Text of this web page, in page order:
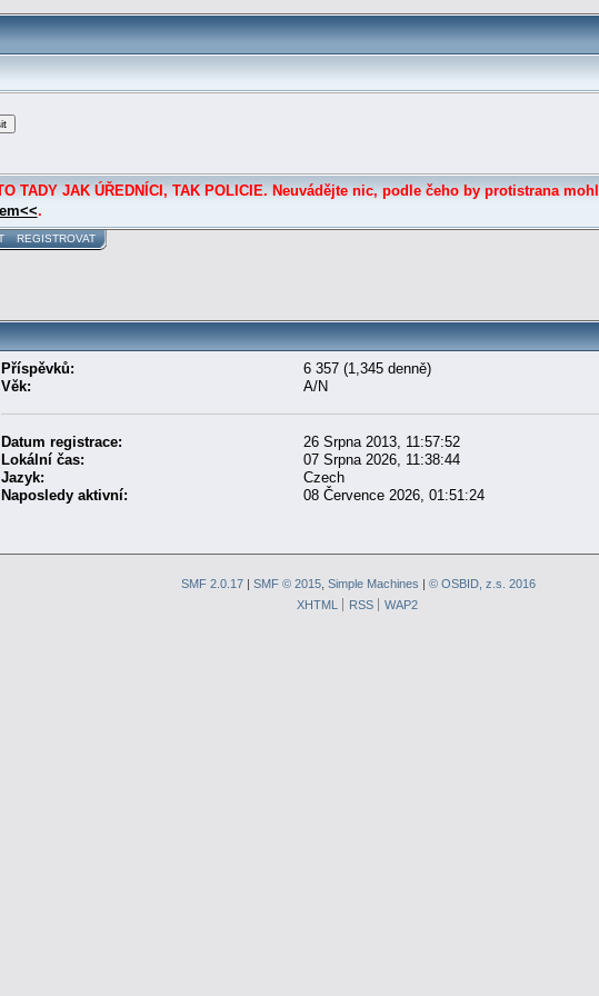
TADY JAK ÚŘEDNÍCI, TAK POLICIE. Neuvádějte nic, podle čeho by protistrana
.
REGISTROVAT
Příspěvků:
6 357 (1,345 denně)
Věk:
A/N
Datum registrace:
26 Srpna 2013, 11:57:52
Lokální čas:
07 Srpna 2026, 11:38:44
Jazyk:
Czech
Naposledy aktivní:
08 Července 2026, 01:51:24
SMF 2.0.17| SMF © 2015, Simple Machines | © OSBID, z.s. 2016
XHTML
RSS WAP2